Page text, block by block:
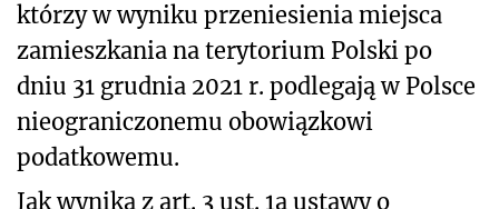
którzy w wyniku przeniesienia miejsca
zamieszkania na terytorium Polski po
dniu 31 grudnia 2021 r. podlegają w Polsce
nieograniczonemu obowiązkowi
podatkowemu.
Jak wynika z art. 3 ust. 1a ustawy o